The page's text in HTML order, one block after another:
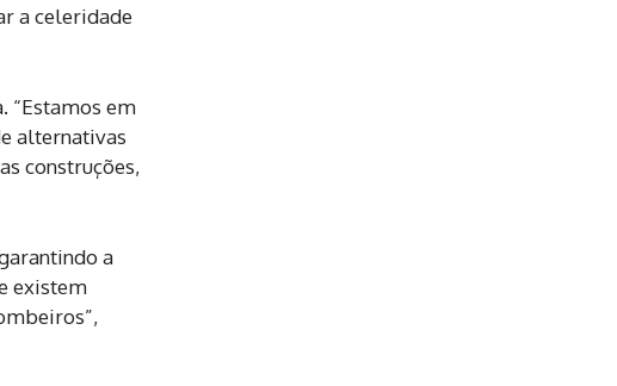
a celeridade
“Estamos em
alternativas
construções,
a
existem